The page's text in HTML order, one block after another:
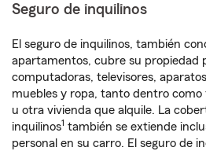
Seguro de inquilinos
El seguro de inquilinos, también
apartamentos, cubre su propiedad
computadoras, televisores,
muebles y ropa, tanto dentro
u otra vivienda que alquile. La
inquilinos1 también se extiende
personal en su carro. El seguro de